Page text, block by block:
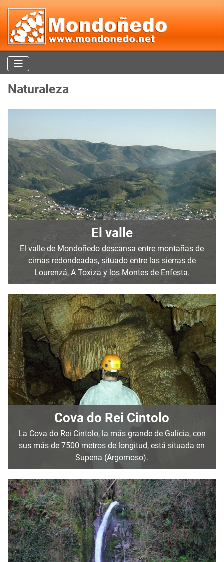
Naturaleza
El valle
El valle de Mondoñedo descansa entre montañas de
cimas redondeadas, situado entre las sierras de
Lourenzá, A Toxiza y los Montes de Enfesta.
Cova do Rei Cintolo
La Cova do Rei Cintolo, la más grande de Galicia, con
sus más de 7500 metros de longitud, está situada en
Supena (Argomoso).